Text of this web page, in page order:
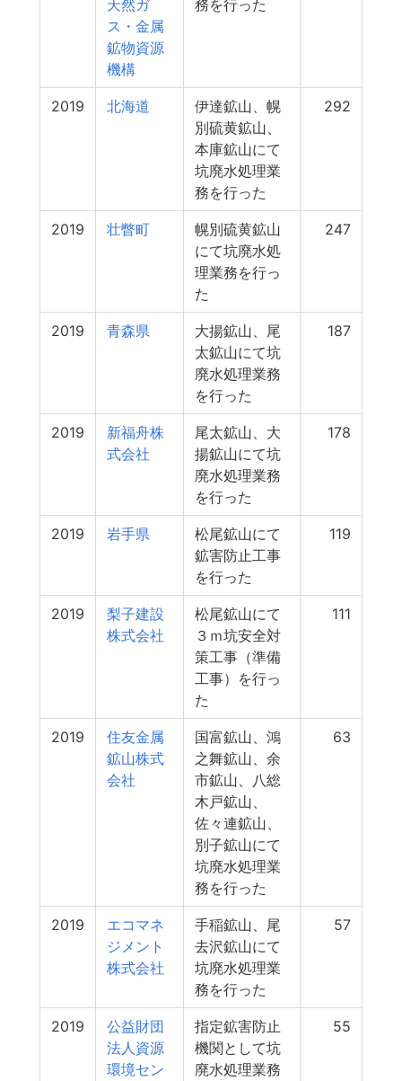
天然ガ
ス・金属
鉱物資源
機構
務を行った
2019 北海道
伊達鉱山、幌
別硫黄鉱山、
本庫鉱山にて
坑廃水処理業
務を行った
292
2019 壮瞥町
幌別硫黄鉱山
にて坑廃水処
理業務を行っ
た
247
2019 青森県
大揚鉱山、尾
太鉱山にて坑
廃水処理業務
を行った
187
2019
新福舟株
式会社
尾太鉱山、大
揚鉱山にて坑
廃水処理業務
を行った
178
2019 岩手県
松尾鉱山にて
鉱害防止工事
を行った
119
2019
梨子建設
株式会社
松尾鉱山にて
３ｍ坑安全対
策工事（準備
工事）を行っ
た
111
2019
住友金属
鉱山株式
会社
国富鉱山、鴻
之舞鉱山、余
市鉱山、八総
木戸鉱山、
佐々連鉱山、
別子鉱山にて
坑廃水処理業
務を行った
63
2019
エコマネ
ジメント
株式会社
手稲鉱山、尾
去沢鉱山にて
坑廃水処理業
務を行った
57
2019
公益財団
法人資源
環境セン
指定鉱害防止
機関として坑
廃水処理業務
55